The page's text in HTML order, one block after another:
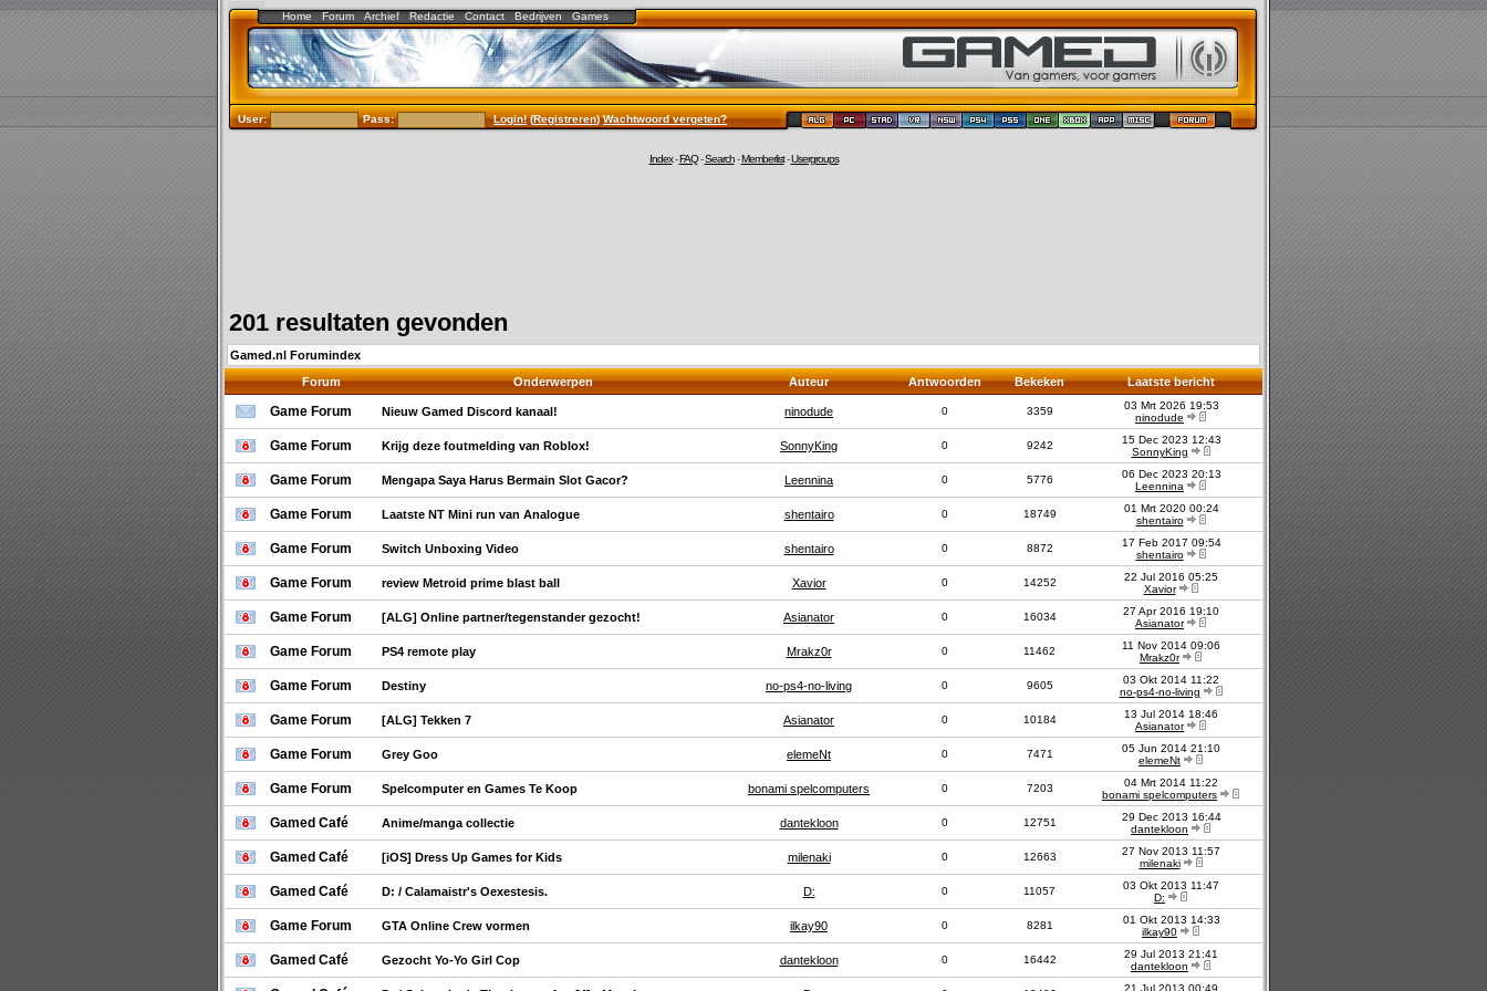
Home Forum Archief Redactie Contact Bedrijven Games
User: Pass: Login!(Registreren)Wachtwoord vergeten?
Index-FAQ-Search-Memberlist-Usergroups
201 resultaten gevonden
Gamed.nl Forumindex
Forum
Onderwerpen Auteur Antwoorden Bekeken Laatste bericht
Game Forum Nieuw Gamed Discord kanaal! ninodude 0 3359
03 Mrt 2026 19:53
ninodude
Game Forum Krijg deze foutmelding van Roblox! SonnyKing 0 9242
15 Dec 2023 12:43
SonnyKing
Game Forum Mengapa Saya Harus Bermain Slot Gacor? Leennina 0 5776
06 Dec 2023 20:13
Leennina
Game Forum Laatste NT Mini run van Analogue shentairo 0 18749
01 Mrt 2020 00:24
shentairo
Game Forum Switch Unboxing Video shentairo 0 8872
17 Feb 2017 09:54
shentairo
Game Forum review Metroid prime blast ball Xavior 0 14252
22 Jul 2016 05:25
Xavior
Game Forum [ALG] Online partner/tegenstander gezocht! Asianator 0 16034
27 Apr 2016 19:10
Asianator
Game Forum PS4 remote play Mrakz0r 0 11462
11 Nov 2014 09:06
Mrakz0r
Game Forum Destiny no-ps4-no-living 0 9605
03 Okt 2014 11:22
no-ps4-no-living
Game Forum [ALG] Tekken 7 Asianator 0 10184
13 Jul 2014 18:46
Asianator
Game Forum Grey Goo elemeNt 0 7471
05 Jun 2014 21:10
elemeNt
Game Forum Spelcomputer en Games Te Koop bonami spelcomputers 0 7203
04 Mrt 2014 11:22
bonami spelcomputers
Gamed Café Anime/manga collectie dantekloon 0 12751
29 Dec 2013 16:44
dantekloon
Gamed Café [iOS] Dress Up Games for Kids milenaki 0 12663
27 Nov 2013 11:57
milenaki
Gamed Café D: / Calamaistr's Oexestesis. D: 0 11057
03 Okt 2013 11:47
D:
Game Forum GTA Online Crew vormen ilkay90 0 8281
01 Okt 2013 14:33
ilkay90
Gamed Café Gezocht Yo-Yo Girl Cop dantekloon 0 16442
29 Jul 2013 21:41
dantekloon
21 Jul 2013 00:49